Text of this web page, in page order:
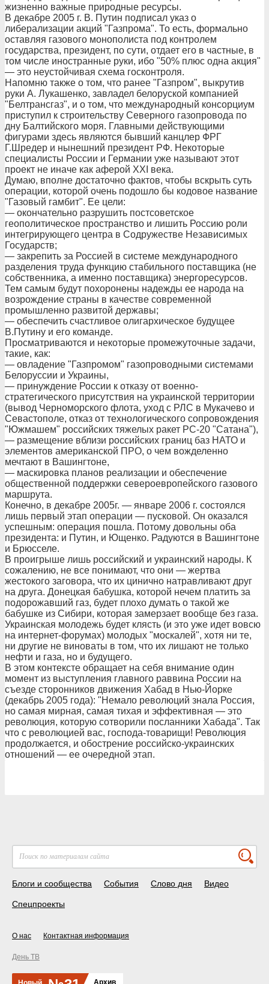
жизненно важные природные ресурсы.
В декабре 2005 г. В. Путин подписал указ о
либерализации акций "Газпрома". То есть, формально
оставляя газового монополиста под контролем
государства, президент, по сути, отдает его в частные, в
том числе иностранные руки, ибо "50% плюс одна акция"
— это неустойчивая схема госконтроля.
Напомню также о том, что ранее "Газпром", выкрутив
руки А. Лукашенко, завладел белоруской компанией
"Белтрансгаз", и о том, что международный консорциум
приступил к строительству Северного газопровода по
дну Балтийского моря. Главными действующими
фигурами здесь являются бывший канцлер ФРГ
Г.Шредер и нынешний президент РФ. Некоторые
специалисты России и Германии уже называют этот
проект не иначе как аферой XXI века.
Думаю, вполне достаточно фактов, чтобы вскрыть суть
операции, которой очень подошло бы кодовое название
"Газовый гамбит". Ее цели:
— окончательно разрушить постсоветское
геополитическое пространство и лишить Россию роли
интегрирующего центра в Содружестве Независимых
Государств;
— закрепить за Россией в системе международного
разделения труда функцию стабильного поставщика (не
собственника, а именно поставщика) энергоресурсов.
Тем самым будут похоронены надежды ее народа на
возрождение страны в качестве современной
промышленно развитой державы;
— обеспечить счастливое олигархическое будущее
В.Путину и его команде.
Просматриваются и некоторые промежуточные задачи,
такие, как:
— овладение "Газпромом" газопроводными системами
Белоруссии и Украины,
— принуждение России к отказу от военно-
стратегического присутствия на украинской территории
(вывод Черноморского флота, уход с РЛС в Мукачево и
Севастополе, отказ от технологического сопровождения
"Южмашем" российских тяжелых ракет РС-20 "Сатана"),
— размещение вблизи российских границ баз НАТО и
элементов американской ПРО, о чем вожделенно
мечтают в Вашингтоне,
— маскировка планов реализации и обеспечение
общественной поддержки североевропейского газового
маршрута.
Конечно, в декабре 2005г. — январе 2006 г. состоялся
лишь первый этап операции — пусковой. Он оказался
успешным: операция пошла. Потому довольны оба
президента: и Путин, и Ющенко. Радуются в Вашингтоне
и Брюсселе.
В проигрыше лишь российский и украинский народы. К
сожалению, не все понимают, что они — жертва
жестокого заговора, что их цинично натравливают друг
на друга. Донецкая бабушка, которой нечем платить за
подорожавший газ, будет плохо думать о такой же
бабушке из Сибири, которая замерзает вообще без газа.
Украинская молодежь будет клясть (и это уже идет вовсю
на интернет-форумах) молодых "москалей", хотя ни те,
ни другие не виноваты в том, что их лишают не только
нефти и газа, но и будущего.
В этом контексте обращает на себя внимание один
момент из выступления главного раввина России на
съезде сторонников движения Хабад в Нью-Йорке
(декабрь 2005 года): "Немало революций знала Россия,
но самая мирная, самая тихая и эффективная — это
революция, которую сотворили посланники Хабада". Так
что с революцией вас, господа-товарищи! Революция
продолжается, и обострение российско-украинских
отношений — ее очередной этап.
Блоги и сообщества События Слово дня Видео
Спецпроекты
О нас Контактная информация
День ТВ
Архив